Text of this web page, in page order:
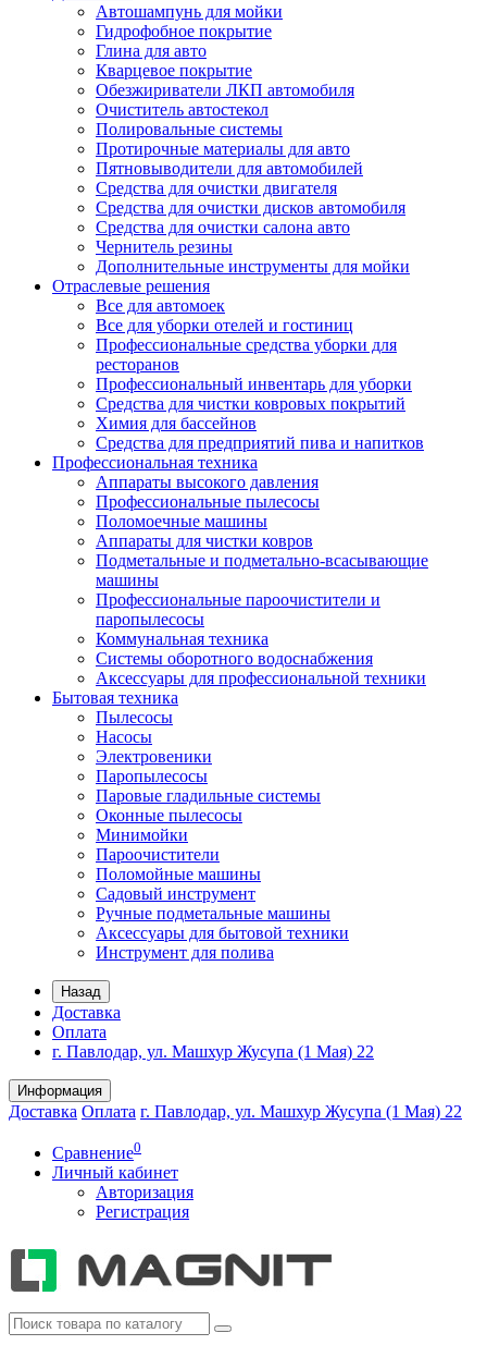
Автошампунь для мойки
Гидрофобное покрытие
Глина для авто
Кварцевое покрытие
Обезжириватели ЛКП автомобиля
Очиститель автостекол
Полировальные системы
Протирочные материалы для авто
Пятновыводители для автомобилей
Средства для очистки двигателя
Средства для очистки дисков автомобиля
Средства для очистки салона авто
Чернитель резины
Дополнительные инструменты для мойки
Отраслевые решения
Все для автомоек
Все для уборки отелей и гостиниц
Профессиональные средства уборки для
ресторанов
Профессиональный инвентарь для уборки
Средства для чистки ковровых покрытий
Химия для бассейнов
Cредства для предприятий пива и напитков
Профессиональная техника
Аппараты высокого давления
Профессиональные пылесосы
Поломоечные машины
Аппараты для чистки ковров
Подметальные и подметально-всасывающие
машины
Профессиональные пароочистители и
паропылесосы
Коммунальная техника
Системы оборотного водоснабжения
Аксессуары для профессиональной техники
Бытовая техника
Пылесосы
Насосы
Электровеники
Паропылесосы
Паровые гладильные системы
Оконные пылесосы
Минимойки
Пароочистители
Поломойные машины
Садовый инструмент
Ручные подметальные машины
Аксессуары для бытовой техники
Инструмент для полива
Назад
Доставка
Оплата
г. Павлодар, ул. Машхур Жусупа (1 Мая) 22
Информация
Доставка Оплата г. Павлодар, ул. Машхур Жусупа (1 Мая) 22
Сравнение0
Личный кабинет
Авторизация
Регистрация